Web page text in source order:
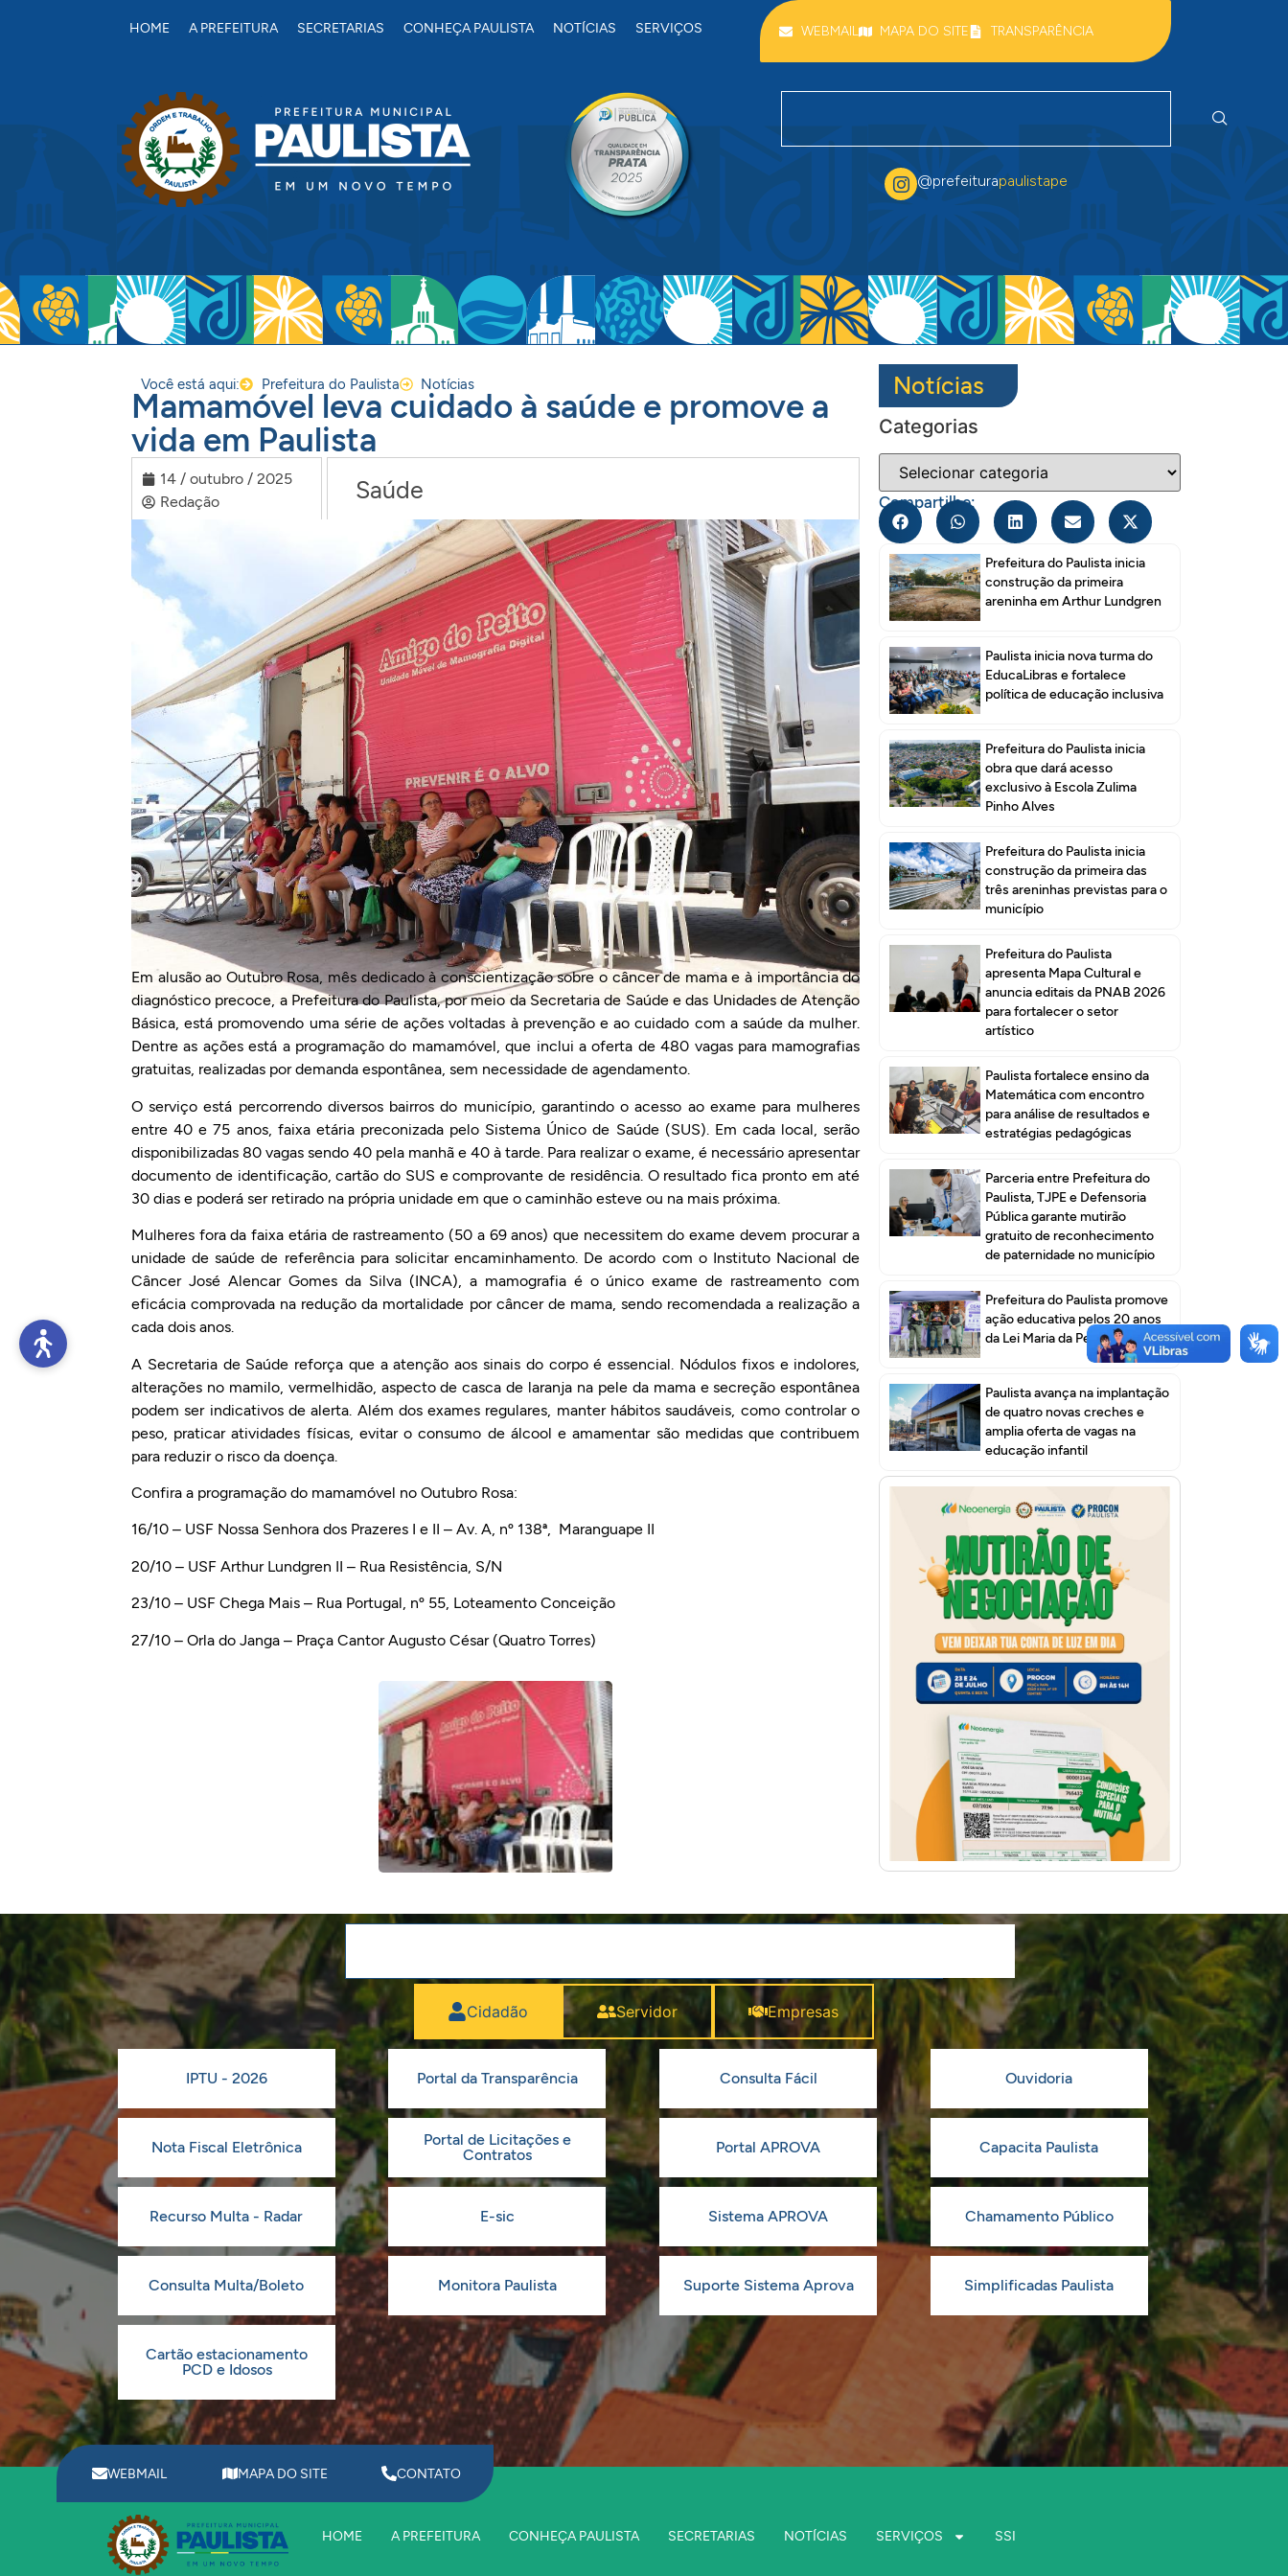
HOME A PREFEITURA SECRETARIAS CONHEÇA PAULISTA NOTÍCIAS SERVIÇOS WEBMAIL MAPA DO SITE TRANSPARÊNCIA
@prefeiturapaulistape
Você está aqui: Prefeitura do Paulista Notícias
Mamamóvel leva cuidado à saúde e promove a
vida em Paulista
14 / outubro / 2025
Redação
Saúde
Em alusão ao Outubro Rosa, mês dedicado à conscientização sobre o câncer de mama e à importância do
diagnóstico precoce, a Prefeitura do Paulista, por meio da Secretaria de Saúde e das Unidades de Atenção
Básica, está promovendo uma série de ações voltadas à prevenção e ao cuidado com a saúde da mulher.
Dentre as ações está a programação do mamamóvel, que inclui a oferta de 480 vagas para mamografias
gratuitas, realizadas por demanda espontânea, sem necessidade de agendamento.
O serviço está percorrendo diversos bairros do município, garantindo o acesso ao exame para mulheres
entre 40 e 75 anos, faixa etária preconizada pelo Sistema Único de Saúde (SUS). Em cada local, serão
disponibilizadas 80 vagas sendo 40 pela manhã e 40 à tarde. Para realizar o exame, é necessário apresentar
documento de identificação, cartão do SUS e comprovante de residência. O resultado fica pronto em até
30 dias e poderá ser retirado na própria unidade em que o caminhão esteve ou na mais próxima.
Mulheres fora da faixa etária de rastreamento (50 a 69 anos) que necessitem do exame devem procurar a
unidade de saúde de referência para solicitar encaminhamento. De acordo com o Instituto Nacional de
Câncer José Alencar Gomes da Silva (INCA), a mamografia é o único exame de rastreamento com
eficácia comprovada na redução da mortalidade por câncer de mama, sendo recomendada a realização a
cada dois anos.
A Secretaria de Saúde reforça que a atenção aos sinais do corpo é essencial. Nódulos fixos e indolores,
alterações no mamilo, vermelhidão, aspecto de casca de laranja na pele da mama e secreção espontânea
podem ser indicativos de alerta. Além dos exames regulares, manter hábitos saudáveis, como controlar o
peso, praticar atividades físicas, evitar o consumo de álcool e amamentar são medidas que contribuem
para reduzir o risco da doença.
Confira a programação do mamamóvel no Outubro Rosa:
16/10 – USF Nossa Senhora dos Prazeres I e II – Av. A, nº 138ª, Maranguape II
20/10 – USF Arthur Lundgren II – Rua Resistência, S/N
23/10 – USF Chega Mais – Rua Portugal, nº 55, Loteamento Conceição
27/10 – Orla do Janga – Praça Cantor Augusto César (Quatro Torres)
Notícias
Categorias
Compartilhe:
Prefeitura do Paulista inicia
construção da primeira
areninha em Arthur Lundgren
Paulista inicia nova turma do
EducaLibras e fortalece
política de educação inclusiva
Prefeitura do Paulista inicia
obra que dará acesso
exclusivo à Escola Zulima
Pinho Alves
Prefeitura do Paulista inicia
construção da primeira das
três areninhas previstas para o
município
Prefeitura do Paulista
apresenta Mapa Cultural e
anuncia editais da PNAB 2026
para fortalecer o setor
artístico
Paulista fortalece ensino da
Matemática com encontro
para análise de resultados e
estratégias pedagógicas
Parceria entre Prefeitura do
Paulista, TJPE e Defensoria
Pública garante mutirão
gratuito de reconhecimento
de paternidade no município
Prefeitura do Paulista promove
ação educativa pelos 20 anos
da Lei Maria da Penha
Paulista avança na implantação
de quatro novas creches e
amplia oferta de vagas na
educação infantil
Cidadão Servidor Empresas
IPTU - 2026 Portal da Transparência Consulta Fácil Ouvidoria
Nota Fiscal Eletrônica
Portal de Licitações e
Contratos
Portal APROVA Capacita Paulista
Recurso Multa - Radar E-sic Sistema APROVA Chamamento Público
Consulta Multa/Boleto Monitora Paulista Suporte Sistema Aprova Simplificadas Paulista
Cartão estacionamento
PCD e Idosos
WEBMAIL MAPA DO SITE CONTATO
HOME A PREFEITURA CONHEÇA PAULISTA SECRETARIAS NOTÍCIAS SERVIÇOS SSI